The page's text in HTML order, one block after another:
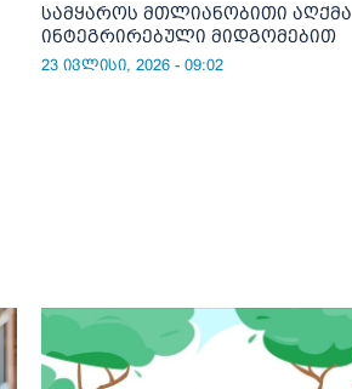
სამყაროს მთლიანობითი აღქმა
ინტეგრირებული მიდგომებით
23 ივლისი, 2026 - 09:02